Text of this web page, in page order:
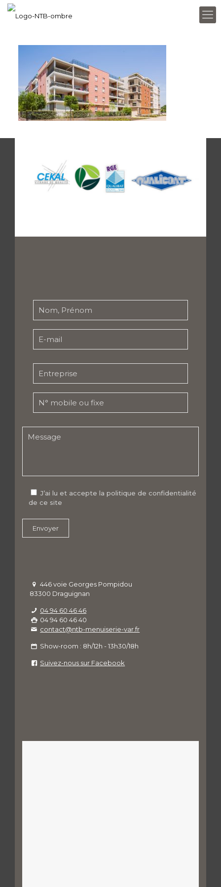
J’ai lu et accepte la politique de confidentialité
de ce site
446 voie Georges Pompidou
83300 Draguignan
04 94 60 46 46
04 94 60 46 40
contact@ntb-menuiserie-var.fr
Show-room : 8h/12h - 13h30/18h
Suivez-nous sur Facebook